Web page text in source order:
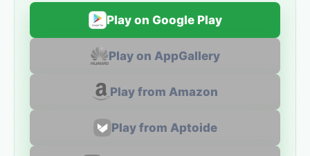
Play on Google Play
Play on AppGallery
Play from Amazon
Play from Aptoide